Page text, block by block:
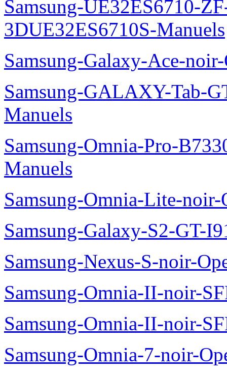
Samsung-UE32ES6710-
3DUE32ES6710S-Manuels
Samsung-Galaxy-Ace-
Samsung-GALAXY-Tab-
Manuels
Samsung-Omnia-Pro-
Manuels
Samsung-Omnia-Lite-
Samsung-Galaxy-S2-GT-
Samsung-Nexus-S-noir-
Samsung-Omnia-II-noir-
Samsung-Omnia-II-noir-
Samsung-Omnia-7-noir-